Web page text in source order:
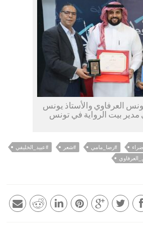
العرفاوي والأستاذ يونس
مدير بيت الرواية في تونس
#رضا_مامي #شعر
#عبيد_الخليفي